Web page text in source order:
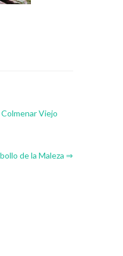
Viejo
de la Maleza ⇒